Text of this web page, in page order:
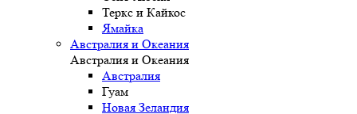
Теркс и Кайкос
Ямайка
Австралия и Океания
Австралия и Океания
Австралия
Гуам
Новая Зеландия